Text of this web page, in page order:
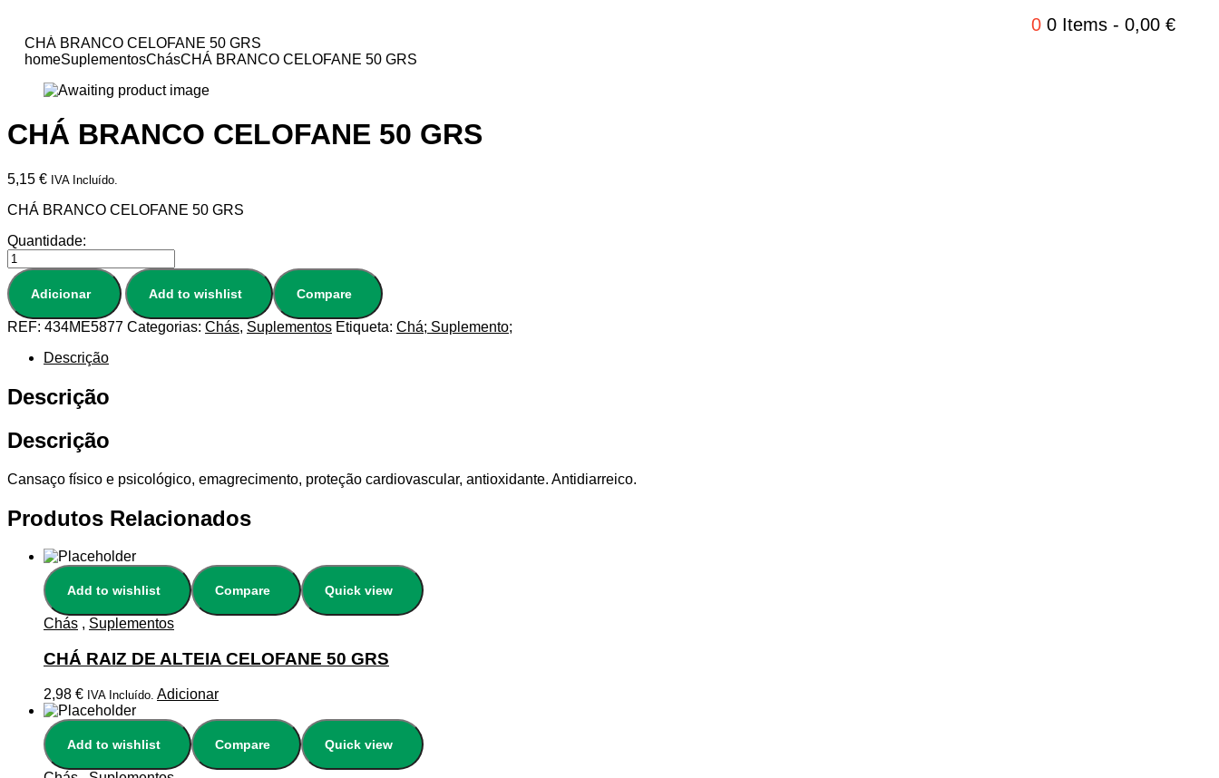
0 0 Items- 0,00 €
CHÁ BRANCO CELOFANE 50 GRS
homeSuplementosChásCHÁ BRANCO CELOFANE 50 GRS
CHÁ BRANCO CELOFANE 50 GRS
5,15 € IVA Incluído.
CHÁ BRANCO CELOFANE 50 GRS
Quantidade:
Adicionar Add to wishlist Compare
REF: 434ME5877 Categorias: Chás, Suplementos Etiqueta: Chá; Suplemento;
Descrição
Descrição
Descrição
Cansaço físico e psicológico, emagrecimento, proteção cardiovascular, antioxidante. Antidiarreico.
Produtos Relacionados
Add to wishlist Compare Quick view
Chás , Suplementos
CHÁ RAIZ DE ALTEIA CELOFANE 50 GRS
2,98 € IVA Incluído. Adicionar
Add to wishlist Compare Quick view